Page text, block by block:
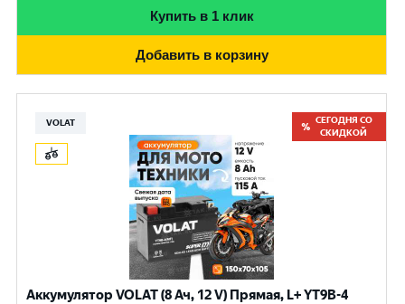
Купить в 1 клик
Добавить в корзину
VOLAT
СЕГОДНЯ СО
СКИДКОЙ
Аккумулятор VOLAT (8 Ач, 12 V) Прямая, L+ YT9B-4